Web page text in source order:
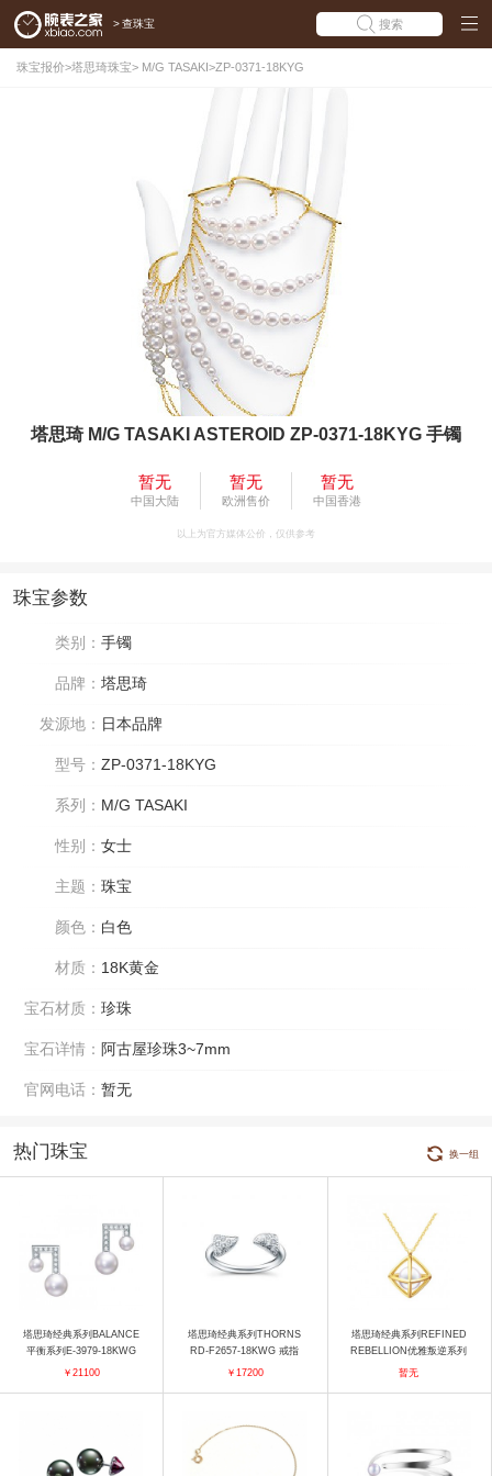
> 查珠宝 搜索
珠宝报价>塔思琦珠宝> M/G TASAKI>ZP-0371-18KYG
塔思琦 M/G TASAKI ASTEROID ZP-0371-18KYG 手镯
暂无
中国大陆
暂无
欧洲售价
暂无
中国香港
以上为官方媒体公价，仅供参考
珠宝参数
类别： 手镯
品牌： 塔思琦
发源地： 日本品牌
型号： ZP-0371-18KYG
系列： M/G TASAKI
性别： 女士
主题： 珠宝
颜色： 白色
材质： 18K黄金
宝石材质： 珍珠
宝石详情： 阿古屋珍珠3~7mm
官网电话： 暂无
热门珠宝 换一组
塔思琦经典系列BALANCE
平衡系列E-3979-18KWG
耳饰
￥21100
塔思琦经典系列THORNS
RD-F2657-18KWG 戒指
￥17200
塔思琦经典系列REFINED
REBELLION优雅叛逆系列
P-16856-18KYG 吊坠
暂无